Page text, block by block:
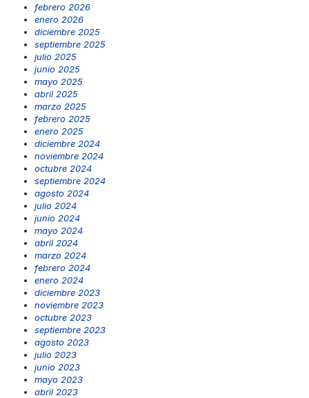
febrero 2026
enero 2026
diciembre 2025
septiembre 2025
julio 2025
junio 2025
mayo 2025
abril 2025
marzo 2025
febrero 2025
enero 2025
diciembre 2024
noviembre 2024
octubre 2024
septiembre 2024
agosto 2024
julio 2024
junio 2024
mayo 2024
abril 2024
marzo 2024
febrero 2024
enero 2024
diciembre 2023
noviembre 2023
octubre 2023
septiembre 2023
agosto 2023
julio 2023
junio 2023
mayo 2023
abril 2023